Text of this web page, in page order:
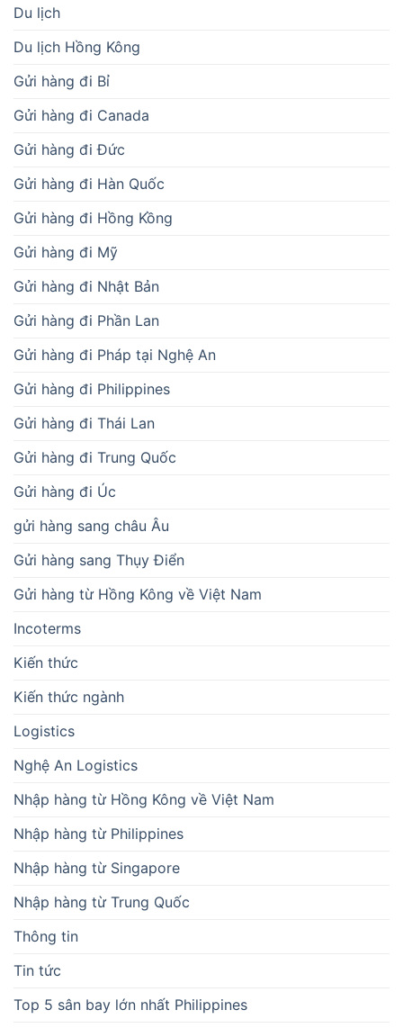
Du lịch
Du lịch Hồng Kông
Gửi hàng đi Bỉ
Gửi hàng đi Canada
Gửi hàng đi Đức
Gửi hàng đi Hàn Quốc
Gửi hàng đi Hồng Kồng
Gửi hàng đi Mỹ
Gửi hàng đi Nhật Bản
Gửi hàng đi Phần Lan
Gửi hàng đi Pháp tại Nghệ An
Gửi hàng đi Philippines
Gửi hàng đi Thái Lan
Gửi hàng đi Trung Quốc
Gửi hàng đi Úc
gửi hàng sang châu Âu
Gửi hàng sang Thụy Điển
Gửi hàng từ Hồng Kông về Việt Nam
Incoterms
Kiến thức
Kiến thức ngành
Logistics
Nghệ An Logistics
Nhập hàng từ Hồng Kông về Việt Nam
Nhập hàng từ Philippines
Nhập hàng từ Singapore
Nhập hàng từ Trung Quốc
Thông tin
Tin tức
Top 5 sân bay lớn nhất Philippines